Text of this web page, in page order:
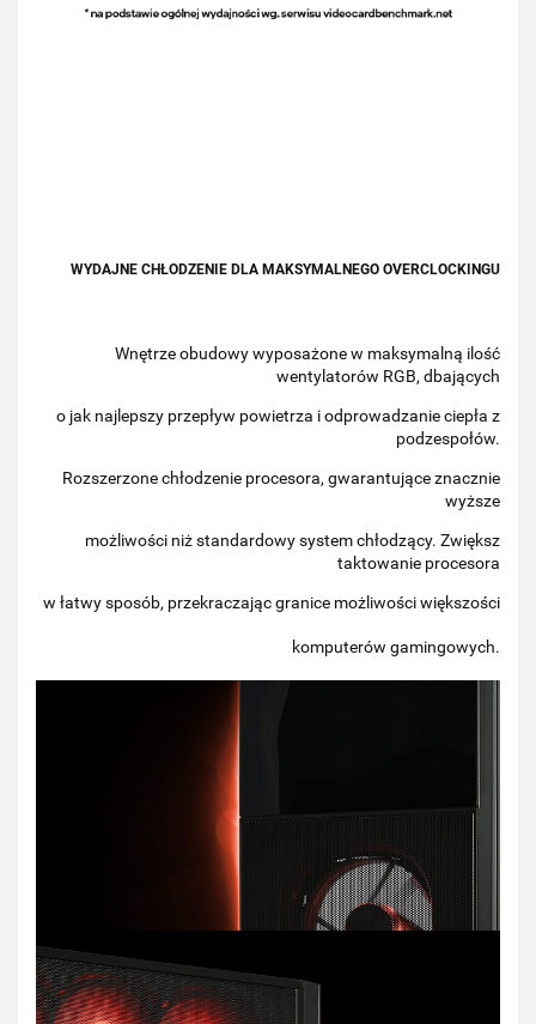
WYDAJNE CHŁODZENIE DLA MAKSYMALNEGO OVERCLOCKINGU
Wnętrze obudowy wyposażone w maksymalną ilość
wentylatorów RGB, dbających
o jak najlepszy przepływ powietrza i odprowadzanie ciepła z
podzespołów.
Rozszerzone chłodzenie procesora, gwarantujące znacznie
wyższe
możliwości niż standardowy system chłodzący. Zwiększ
taktowanie procesora
w łatwy sposób, przekraczając granice możliwości większości
komputerów gamingowych.